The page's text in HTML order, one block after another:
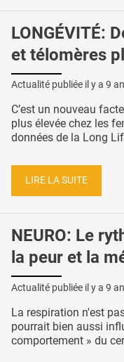
LONGÉVITÉ:
et télomères
Actualité publiée il y a 9
C’est un nouveau
plus élevée chez les
données de la Long
LIRE LA SUITE
NEURO: Le
la peur et la
Actualité publiée il y a 9
La respiration n'est
pourrait bien aussi
comportement » du